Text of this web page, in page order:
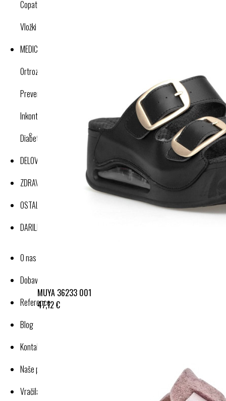
MUYA 36233 001
47,12 €
Copati
Vložki in dodatki
MEDICINSKI IZDELKI
Ortroze in opornice
Preventivne kompresijske nogavice
Inkontinenca
Diabetes
DELOVNA OBLAČILA
ZDRAVJE IN DOBRO POČUTJE
OSTALI IZDELKI
DARILNI BONI
O nas
Dobavitelji-proizvajalci
Reference
Blog
Kontakt
Naše poslovanje
Vračila in reklamacije